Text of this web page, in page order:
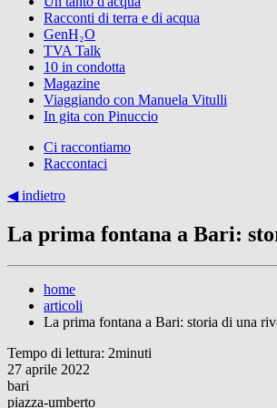
Racconti di terra e di acqua
GenH₂O
TVA Talk
10 in condotta
Magazine
Viaggiando con Manuela Vitulli
In gita con Pinuccio
Ci raccontiamo
Raccontaci
◀︎ indietro
La prima fontana a Bari:
home
articoli
La prima fontana a Bari: storia di una
Tempo di lettura: 2minuti
27 aprile 2022
bari
piazza-umberto